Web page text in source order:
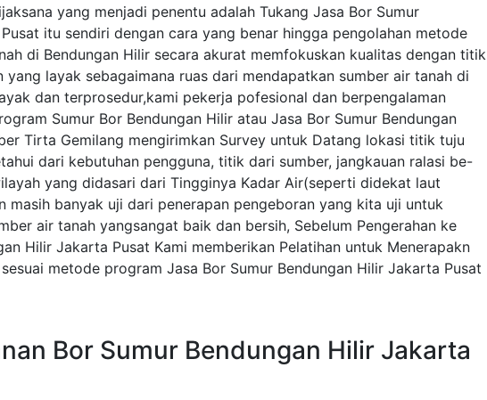
yang menjadi penentu adalah Tukang Jasa Bor Sumur
itu sendiri dengan cara yang benar hingga pengolahan metode
di Bendungan Hilir secara akurat memfokuskan kualitas dengan titik
yang layak sebagaimana ruas dari mendapatkan sumber air tanah di
dan terprosedur,kami pekerja pofesional dan berpengalaman
Sumur Bor Bendungan Hilir atau Jasa Bor Sumur Bendungan
Tirta Gemilang mengirimkan Survey untuk Datang lokasi titik tuju
dari kebutuhan pengguna, titik dari sumber, jangkauan ralasi be-
yang didasari dari Tingginya Kadar Air(seperti didekat laut
masih banyak uji dari penerapan pengeboran yang kita uji untuk
air tanah yangsangat baik dan bersih, Sebelum Pengerahan ke
Hilir Jakarta Pusat Kami memberikan Pelatihan untuk Menerapakn
metode program Jasa Bor Sumur Bendungan Hilir Jakarta Pusat
Bor Sumur Bendungan Hilir Jakarta